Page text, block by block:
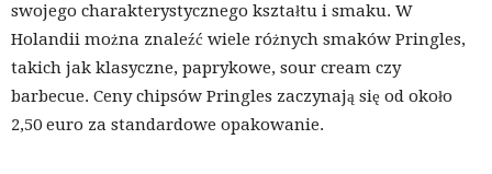
swojego charakterystycznego kształtu i smaku. W
Holandii można znaleźć wiele różnych smaków Pringles,
takich jak klasyczne, paprykowe, sour cream czy
barbecue. Ceny chipsów Pringles zaczynają się od około
2,50 euro za standardowe opakowanie.